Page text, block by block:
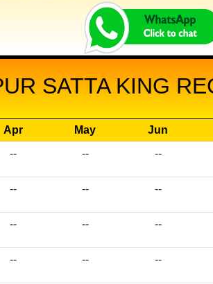
SATTA KING
Apr May Jun
-- -- --
-- -- --
-- -- --
-- -- --